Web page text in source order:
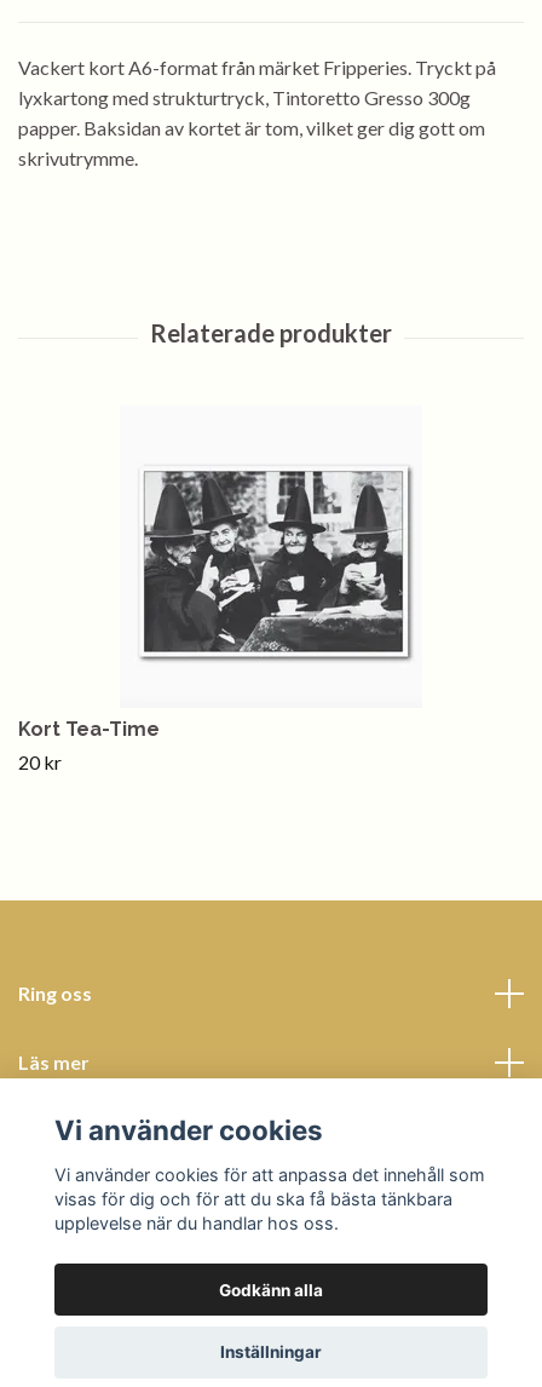
Vackert kort A6-format från märket Fripperies. Tryckt på
lyxkartong med strukturtryck, Tintoretto Gresso 300g
papper. Baksidan av kortet är tom, vilket ger dig gott om
skrivutrymme.
Kort Tea-Time
20 kr
Ring oss
Läs mer
Sociala medier
© 2026 Butik BohèmePowered by Quickbutik
Vi använder cookies
Vi använder cookies för att anpassa det innehåll som
visas för dig och för att du ska få bästa tänkbara
upplevelse när du handlar hos oss.
Godkänn alla
Inställningar